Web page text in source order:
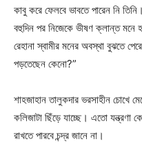
কাবু করে ফেলবে ভাবতে পারেন নি তিনি।
বহুদিন পর নিজেকে ভীষণ ক্লান্ত মনে
রেহানা স্বামীর মনের অবস্থা বুঝতে
পড়তেছেন কেনো?”
শাহজাহান তালুকদার ভরসাহীন চোখে
কলিজাটা ছিঁড়ে যাচ্ছে। এতো যন্ত্রণা
রাখতে পারবে চন্দ্র জানে না।